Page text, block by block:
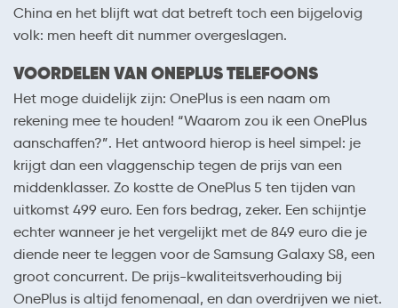
China en het blijft wat dat betreft toch een bijgelovig
volk: men heeft dit nummer overgeslagen.
VOORDELEN VAN ONEPLUS TELEFOONS
Het moge duidelijk zijn: OnePlus is een naam om
rekening mee te houden! “Waarom zou ik een OnePlus
aanschaffen?”. Het antwoord hierop is heel simpel: je
krijgt dan een vlaggenschip tegen de prijs van een
middenklasser. Zo kostte de OnePlus 5 ten tijden van
uitkomst 499 euro. Een fors bedrag, zeker. Een schijntje
echter wanneer je het vergelijkt met de 849 euro die je
diende neer te leggen voor de Samsung Galaxy S8, een
groot concurrent. De prijs-kwaliteitsverhouding bij
OnePlus is altijd fenomenaal, en dan overdrijven we niet.